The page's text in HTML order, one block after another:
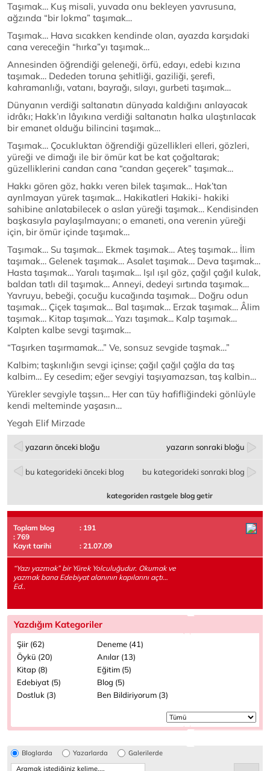
Taşımak… Kuş misali, yuvada onu bekleyen yavrusuna,
ağzında “bir lokma” taşımak…
Taşımak… Hava sıcakken kendinde olan, ayazda karşıdaki
cana vereceğin “hırka”yı taşımak…
Annesinden öğrendiği geleneği, örfü, edayı, edebi kızına
taşımak… Dededen toruna şehitliği, gaziliği, şerefi,
kahramanlığı, vatanı, bayrağı, sılayı, gurbeti taşımak…
Dünyanın verdiği saltanatın dünyada kaldığını anlayacak
idrâkı; Hakk’ın lâyıkına verdiği saltanatın halka ulaştırılacak
bir emanet olduğu bilincini taşımak…
Taşımak… Çocukluktan öğrendiği güzellikleri elleri, gözleri,
yüreği ve dimağı ile bir ömür kat be kat çoğaltarak;
güzelliklerini candan cana “candan geçerek” taşımak…
Hakkı gören göz, hakkı veren bilek taşımak… Hak’tan
ayrılmayan yürek taşımak… Hakikatleri Hakiki- hakiki
sahibine anlatabilecek o aslan yüreği taşımak… Kendisinden
başkasıyla paylaşılmayanı; o emaneti, ona verenin yüreği
için, bir ömür içinde taşımak…
Taşımak… Su taşımak… Ekmek taşımak… Ateş taşımak… İlim
taşımak… Gelenek taşımak… Asalet taşımak… Deva taşımak…
Hasta taşımak… Yaralı taşımak… Işıl ışıl göz, çağıl çağıl kulak,
baldan tatlı dil taşımak… Anneyi, dedeyi sırtında taşımak…
Yavruyu, bebeği, çocuğu kucağında taşımak… Doğru odun
taşımak… Çiçek taşımak… Bal taşımak… Erzak taşımak… Âlim
taşımak… Kitap taşımak… Yazı taşımak... Kalp taşımak…
Kalpten kalbe sevgi taşımak…
“Taşırken taşırmamak…” Ve, sonsuz sevgide taşmak…”
Kalbim; taşkınlığın sevgi içinse; çağıl çağıl çağla da taş
kalbim… Ey cesedim; eğer sevgiyi taşıyamazsan, taş kalbin…
Yürekler sevgiyle taşsın… Her can tüy hafifliğindeki gönlüyle
kendi melteminde yaşasın…
Yegah Elif Mirzade
yazarın önceki bloğu yazarın sonraki bloğu
bu kategorideki önceki blog bu kategorideki sonraki blog
kategoriden rastgele blog getir
Toplam blog
: 191
: 769
Kayıt tarihi
: 21.07.09
“Yazı yazmak” bir Yürek Yolculuğudur. Okumak ve
yazmak bana Edebiyat alanının kapılarını açtı…
Ed..
Yazdığım Kategoriler
Şiir (62)
Deneme (41)
Öykü (20)
Anılar (13)
Kitap (8)
Eğitim (5)
Edebiyat (5)
Blog (5)
Dostluk (3)
Ben Bildiriyorum (3)
Bloglarda Yazarlarda Galerilerde